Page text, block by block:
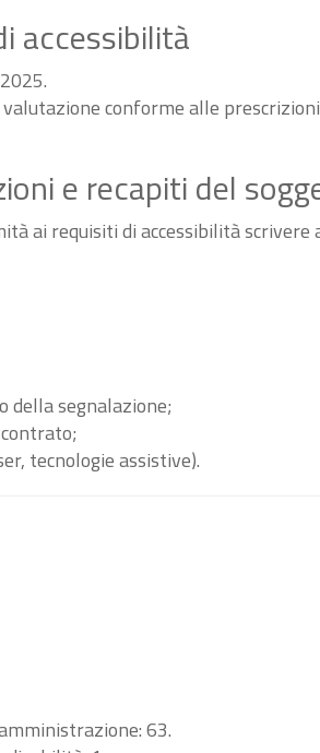
accessibilità
conforme alle
e recapiti del
ai requisiti di accessibilità
della segnalazione;
tecnologie assistive).
63.